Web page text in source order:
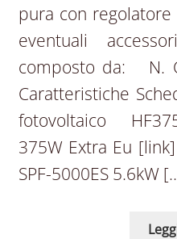
pura con
eventuali
composto da: N.
Caratteristiche
fotovoltaico
375W Extra Eu
SPF-5000ES 5.6kW